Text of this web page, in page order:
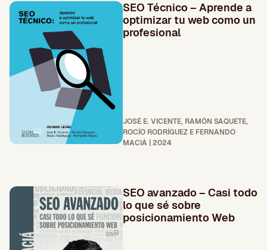
SEO Técnico – Aprende a
optimizar tu web como un
profesional
JOSÉ E. VICENTE, RAMÓN SAQUETE,
ROCÍO RODRÍGUEZ E FERNANDO
MACIÁ | 2024
SEO avanzado – Casi todo
lo que sé sobre
posicionamiento Web